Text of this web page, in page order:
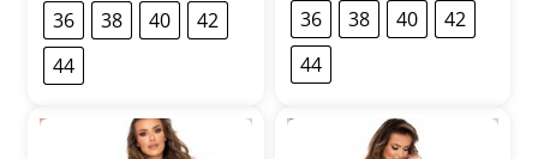
36 38 40
42
44
36 38 40
42
44